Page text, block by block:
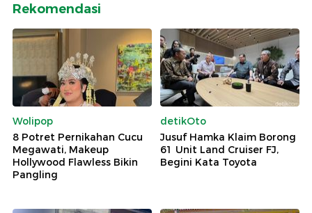
Rekomendasi
Wolipop
8 Potret Pernikahan Cucu
Megawati, Makeup
Hollywood Flawless Bikin
Pangling
detikOto
Jusuf Hamka Klaim Borong
61 Unit Land Cruiser FJ,
Begini Kata Toyota